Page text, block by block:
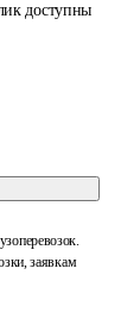
доступны
заявкам